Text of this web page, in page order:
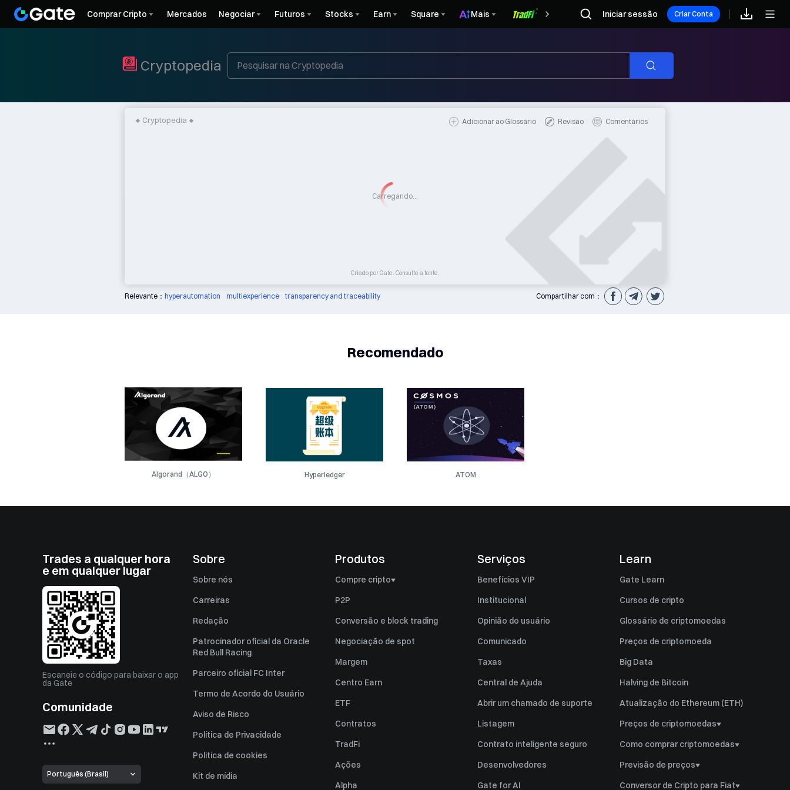
Comprar Cripto Mercados Negociar Futuros Stocks Earn Square Mais Recompensas
Iniciar sessão Criar Conta
Cryptopedia Pesquisar
Cryptopedia Adicionar ao Glossário Revisão Comentários
Carregando...
Criado por Gate. Consulte a fonte.
Relevante： hyperautomation multiexperience transparency and traceability Compartilhar com：
Recomendado
Algorand（ALGO） Hyperledger ATOM
Trades a qualquer hora
e em qualquer lugar
Escaneie o código para baixar o app
da Gate
Comunidade
Português (Brasil)
Sobre
Sobre nós
Carreiras
Redação
Patrocinador oficial da Oracle
Red Bull Racing
Parceiro oficial FC Inter
Termo de Acordo do Usuário
Aviso de Risco
Política de Privacidade
Política de cookies
Kit de mídia
Produtos
Compre cripto
P2P
Conversão e block trading
Negociação de spot
Margem
Centro Earn
ETF
Contratos
TradFi
Ações
Alpha
Serviços
Benefícios VIP
Institucional
Opinião do usuário
Comunicado
Taxas
Central de Ajuda
Abrir um chamado de suporte
Listagem
Contrato inteligente seguro
Desenvolvedores
Gate for AI
Learn
Gate Learn
Cursos de cripto
Glossário de criptomoedas
Preços de criptomoeda
Big Data
Halving de Bitcoin
Atualização do Ethereum (ETH)
Preços de criptomoedas
Como comprar criptomoedas
Previsão de preços
Conversor de Cripto para Fiat